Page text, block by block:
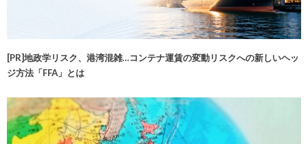
[PR]地政学リスク、港湾混雑…コンテナ運賃の変動リスクへの新しいヘッ
ジ方法「FFA」とは